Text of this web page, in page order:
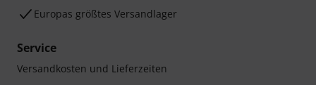
Europas größtes Versandlager
Service
Versandkosten und Lieferzeiten